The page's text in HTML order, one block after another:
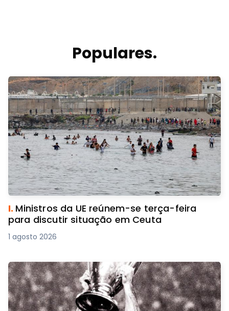
Populares.
I. Ministros da UE reúnem-se terça-feira
para discutir situação em Ceuta
1 agosto 2026